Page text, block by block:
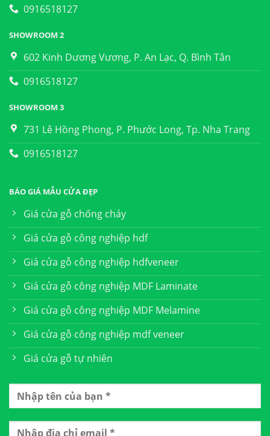
0916518127
SHOWROOM 2
602 Kinh Dương Vương, P. An Lạc, Q. Bình Tân
0916518127
SHOWROOM 3
731 Lê Hồng Phong, P. Phước Long, Tp. Nha Trang
0916518127
BÁO GIÁ MẪU CỬA ĐẸP
Giá cửa gỗ chống cháy
Giá cửa gỗ công nghiệp hdf
Giá cửa gỗ công nghiệp hdfveneer
Giá cửa gỗ công nghiệp MDF Laminate
Giá cửa gỗ công nghiệp MDF Melamine
Giá cửa gỗ công nghiệp mdf veneer
Giá cửa gỗ tự nhiên